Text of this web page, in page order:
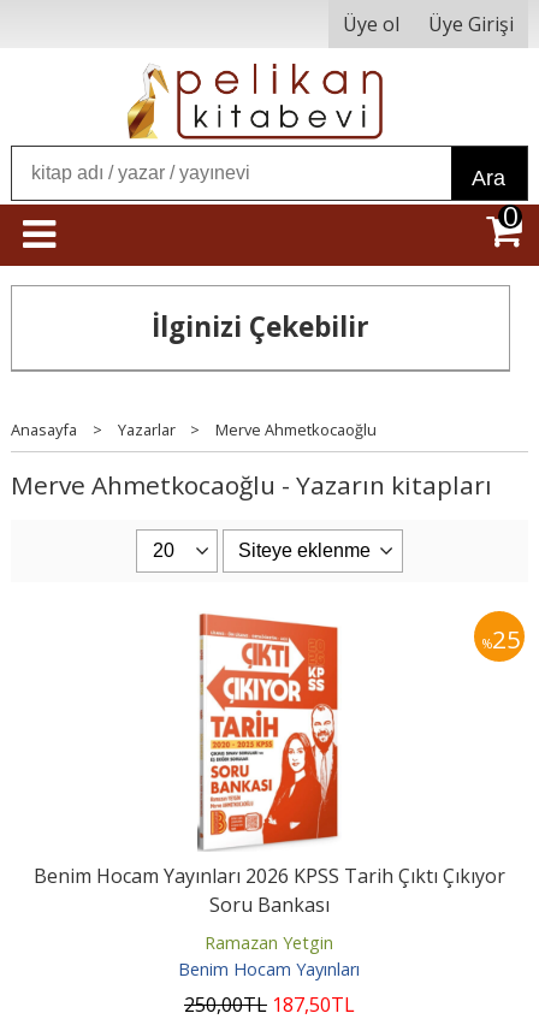
Üye ol Üye Girişi
Ara
0
İlginizi Çekebilir
Anasayfa > Yazarlar > Merve Ahmetkocaoğlu
Merve Ahmetkocaoğlu - Yazarın kitapları
%25
Benim Hocam Yayınları 2026 KPSS Tarih Çıktı Çıkıyor
Soru Bankası
Ramazan Yetgin
Benim Hocam Yayınları
250,00TL 187,50TL